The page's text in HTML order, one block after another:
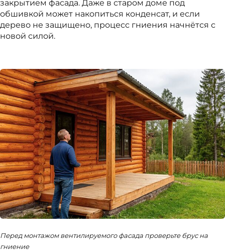
закрытием фасада. Даже в старом доме под
обшивкой может накопиться конденсат, и если
дерево не защищено, процесс гниения начнётся с
новой силой.
Перед монтажом вентилируемого фасада проверьте брус на
гниение